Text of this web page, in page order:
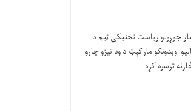
جوړولو ریاست تخنیکي ټيم د
اوبدونکو مارکېټ د ودانیزو چارو
ترسره کړه.